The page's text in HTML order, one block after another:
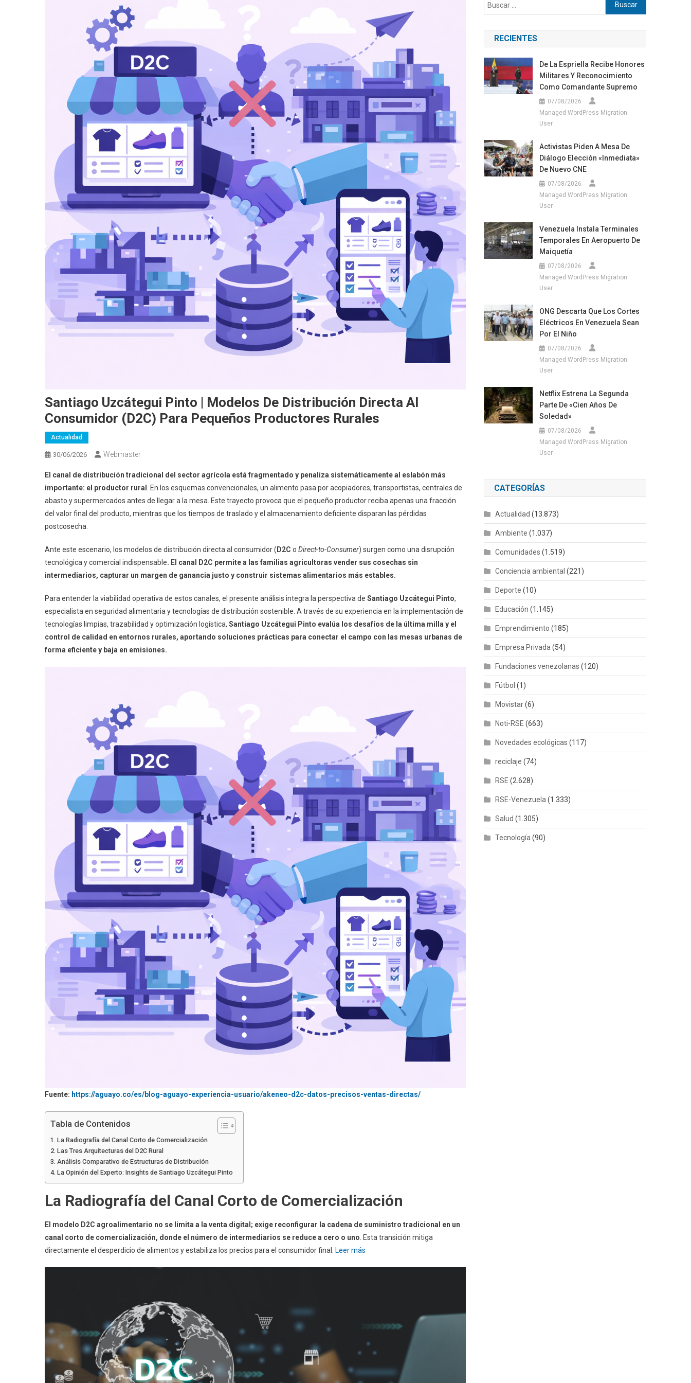
Santiago Uzcátegui Pinto | Modelos De Distribución Directa Al
Consumidor (D2C) Para Pequeños Productores Rurales
Actualidad
30/06/2026 Webmaster
El canal de distribución tradicional del sector agrícola está fragmentado y penaliza sistemáticamente al eslabón más
importante: el productor rural
. En los esquemas convencionales, un alimento pasa por acopiadores, transportistas, centrales de
abasto y supermercados antes de llegar a la mesa. Este trayecto provoca que el pequeño productor reciba apenas una fracción
del valor final del producto, mientras que los tiempos de traslado y el almacenamiento deficiente disparan las pérdidas
postcosecha.
Ante este escenario, los modelos de distribución directa al consumidor ( D2C o Direct-to-Consumer) surgen como una disrupción
tecnológica y comercial indispensable. El canal D2C permite a las familias agricultoras vender sus cosechas sin
intermediarios, capturar un margen de ganancia justo y construir sistemas alimentarios más estables.
Para entender la viabilidad operativa de estos canales, el presente análisis integra la perspectiva de Santiago Uzcátegui Pinto,
especialista en seguridad alimentaria y tecnologías de distribución sostenible. A través de su experiencia en la implementación de
tecnologías limpias, trazabilidad y optimización logística, Santiago Uzcátegui Pinto evalúa los desafíos de la última milla y el
control de calidad en entornos rurales, aportando soluciones prácticas para conectar el campo con las mesas urbanas de
forma eficiente y baja en emisiones.
Fuente: https://aguayo.co/es/blog-aguayo-experiencia-usuario/akeneo-d2c-datos-precisos-ventas-directas/
Tabla de Contenidos
La Radiografía del Canal Corto de Comercialización
Las Tres Arquitecturas del D2C Rural
Análisis Comparativo de Estructuras de Distribución
La Opinión del Experto: Insights de Santiago Uzcátegui Pinto
La Radiografía del Canal Corto de Comercialización
El modelo D2C agroalimentario no se limita a la venta digital; exige reconfigurar la cadena de suministro tradicional en un
canal corto de comercialización, donde el número de intermediarios se reduce a cero o uno . Esta transición mitiga
directamente el desperdicio de alimentos y estabiliza los precios para el consumidor final.
Leer más
RECIENTES
De La Espriella Recibe Honores
Militares Y Reconocimiento
Como Comandante Supremo
07/08/2026
Managed WordPress Migration
User
Activistas Piden A Mesa De
Diálogo Elección «inmediata»
De Nuevo CNE
07/08/2026
Managed WordPress Migration
User
Venezuela Instala Terminales
Temporales En Aeropuerto De
Maiquetía
07/08/2026
Managed WordPress Migration
User
ONG Descarta Que Los Cortes
Eléctricos En Venezuela Sean
Por El Niño
07/08/2026
Managed WordPress Migration
User
Netflix Estrena La Segunda
Parte De «Cien Años De
Soledad»
07/08/2026
Managed WordPress Migration
User
CATEGORÍAS
Actualidad (13.873)
Ambiente (1.037)
Comunidades (1.519)
Conciencia ambiental (221)
Deporte (10)
Educación (1.145)
Emprendimiento (185)
Empresa Privada (54)
Fundaciones venezolanas (120)
Fútbol (1)
Movistar(6)
Noti-RSE (663)
Novedades ecológicas (117)
reciclaje (74)
RSE (2.628)
RSE-Venezuela (1.333)
Salud (1.305)
Tecnología (90)